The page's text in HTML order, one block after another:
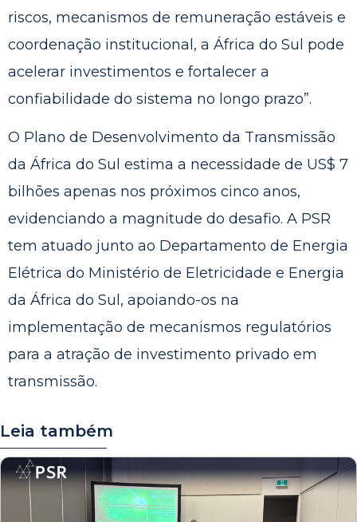
riscos, mecanismos de remuneração estáveis e
coordenação institucional, a África do Sul pode
acelerar investimentos e fortalecer a
confiabilidade do sistema no longo prazo”.
O Plano de Desenvolvimento da Transmissão
da África do Sul estima a necessidade de US$ 7
bilhões apenas nos próximos cinco anos,
evidenciando a magnitude do desafio. A PSR
tem atuado junto ao Departamento de Energia
Elétrica do Ministério de Eletricidade e Energia
da África do Sul, apoiando-os na
implementação de mecanismos regulatórios
para a atração de investimento privado em
transmissão.
Leia também